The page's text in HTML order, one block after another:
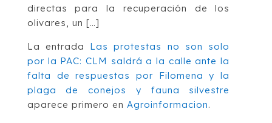
directas para la recuperación de los
olivares, un […]
La entrada Las protestas no son solo
por la PAC: CLM saldrá a la calle ante la
falta de respuestas por Filomena y la
plaga de conejos y fauna silvestre
aparece primero en Agroinformacion.